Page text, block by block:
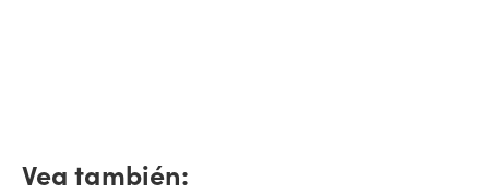
Vea también: